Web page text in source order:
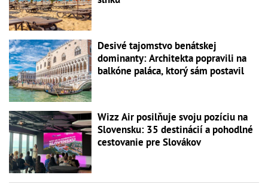
Desivé tajomstvo benátskej
dominanty: Architekta popravili na
balkóne paláca, ktorý sám postavil
Wizz Air posilňuje svoju pozíciu na
Slovensku: 35 destinácií a pohodlné
cestovanie pre Slovákov